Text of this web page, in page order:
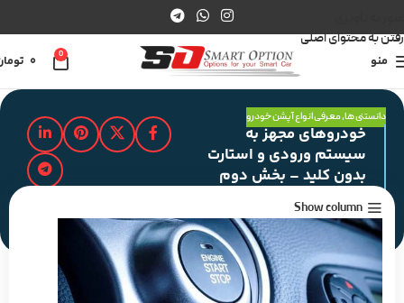
رفتن به محتوای اصلی
منو
0
دانستنی ها,معرفی انواع آپشن خودرو
خودروهای مجهز به
سیستم ورودی و استارت
بدون کلید – بخش دوم
مدت زمان مطالعه : 2 دقیقه
Show column